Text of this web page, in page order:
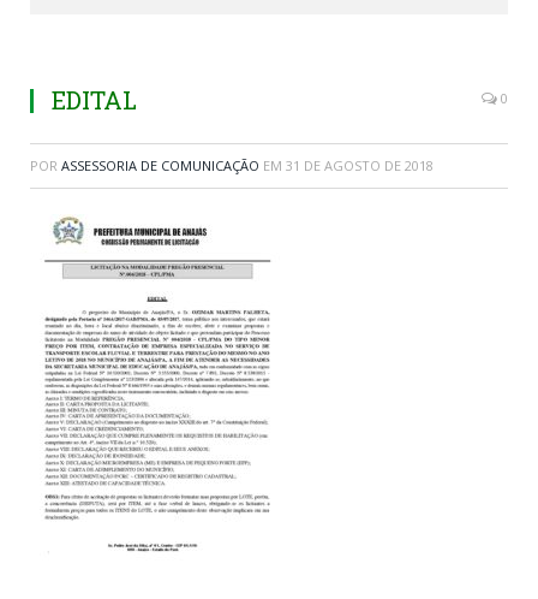
EDITAL 0
POR ASSESSORIA DE COMUNICAÇÃO EM 31 DE AGOSTO DE 2018